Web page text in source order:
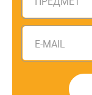
E-MAIL